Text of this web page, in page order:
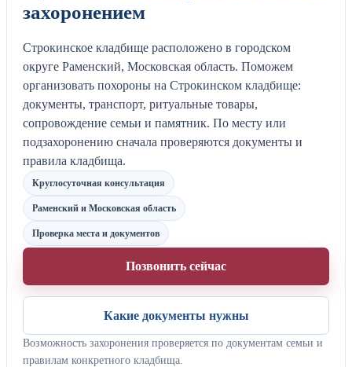
захоронением
Строкинское кладбище расположено в городском
округе Раменский, Московская область. Поможем
организовать похороны на Строкинском кладбище:
документы, транспорт, ритуальные товары,
сопровождение семьи и памятник. По месту или
подзахоронению сначала проверяются документы и
правила кладбища.
Круглосуточная консультация
Раменский и Московская область
Проверка места и документов
Позвонить сейчас
Какие документы нужны
Возможность захоронения проверяется по документам семьи и
правилам конкретного кладбища.